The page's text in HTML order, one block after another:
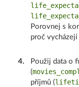
Porovnej s
proč
4.
Použij data o
(
příjmů (